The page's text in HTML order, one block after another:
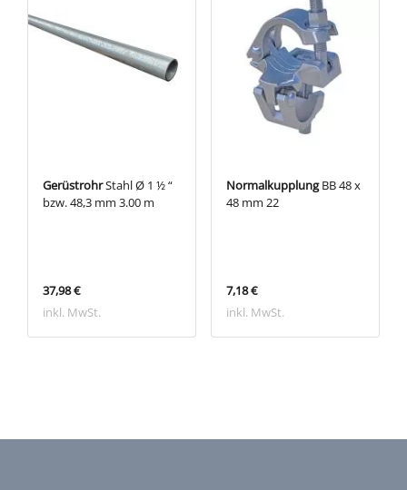
GerüstrohrStahl Ø 1 ½ “
bzw. 48,3 mm 3.00 m
37,98 €
inkl. MwSt.
NormalkupplungBB 48 x
48 mm 22
7,18 €
inkl. MwSt.